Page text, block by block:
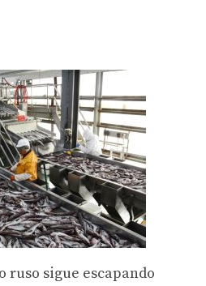
ruso sigue escapando